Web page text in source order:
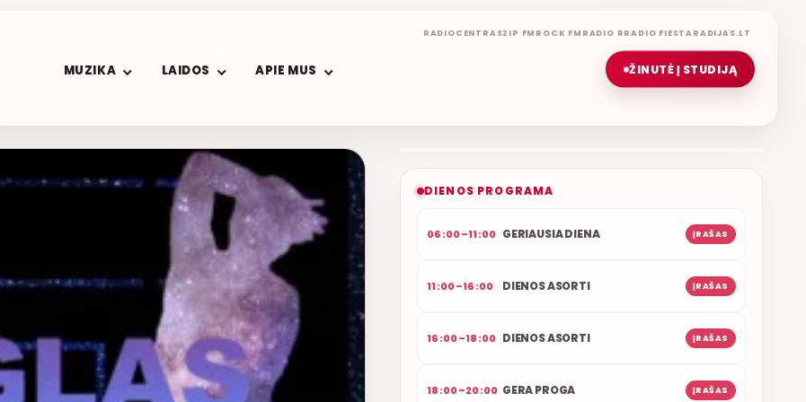
RADIOCENTRASZIP FM ROCK FM RADIO RRADIO FIESTARADIJAS.LT
ŽINUTĖ Į STUDIJĄ
MUZIKA LAIDOS APIE MUS
ETERYJE
ŠOKIŲ VAKARAS
DIENOS PROGRAMA
06:00–11:00 GERIAUSIA DIENA ĮRAŠAS
11:00–16:00 DIENOS ASORTI ĮRAŠAS
16:00–18:00 DIENOS ASORTI ĮRAŠAS
18:00–20:00 GERA PROGA ĮRAŠAS